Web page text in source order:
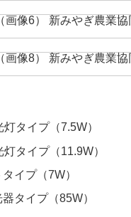
タイプ（7.5W）
タイプ（11.9W）
イプ（7W）
タイプ（85W）